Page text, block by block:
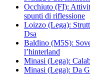
Occhiuto (FI):
spunti di riflessione
Loizzo (Lega):
Dsa
Baldino (M5S):
l’hinterland
Minasi (Lega):
Minasi (Lega): Da